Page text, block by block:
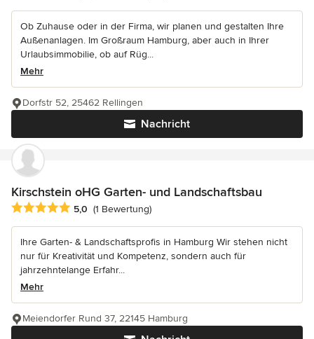
Ob Zuhause oder in der Firma, wir planen und gestalten Ihre
Außenanlagen. Im Großraum Hamburg, aber auch in Ihrer
Urlaubsimmobilie, ob auf Rüg...
Mehr
Nachricht
Dorfstr 52, 25462 Rellingen
Kirschstein oHG Garten- und Landschaftsbau
Durchschnittliche Bewertung: 5 von 5 Sternen
5,0 (1 Bewertung)
Ihre Garten- & Landschaftsprofis in Hamburg Wir stehen nicht
nur für Kreativität und Kompetenz, sondern auch für
jahrzehntelange Erfahr...
Mehr
Meiendorfer Rund 37, 22145 Hamburg